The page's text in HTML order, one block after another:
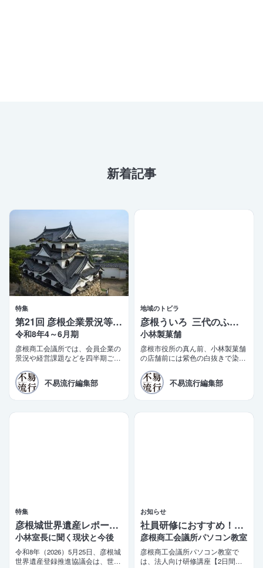
新着記事
特集
第21回 彦根企業景況等調査報告
令和8年4～6月期
彦根商工会議所では、会員企業の
景況や経営課題などを四半期ごと
査」を実施しております。このほ
ど第21四半期（令和8年4〜6月
期）の調査結果がまとまりました
不易流行編集部
地域のトビラ
彦根ういろ 三代のふるさとの味
小林製菓舗
彦根市役所の真ん前、小林製菓舗
の店舗前には紫色の白抜きで染め
新しい陣旗が立っている。少し前
までは「彦根ういろ ふるさとの
味」だった。
不易流行編集部
特集
彦根城世界遺産レポート 5
小林室長に聞く現状と今後
令和8年（2026）5月25日、彦根城
世界遺産登録推進協議会は、世界
お知らせ
社員研修におすすめ！2日間で学べるビジネス講座
彦根商工会議所パソコン教室
彦根商工会議所パソコン教室で
は、法人向け研修講座【2日間で